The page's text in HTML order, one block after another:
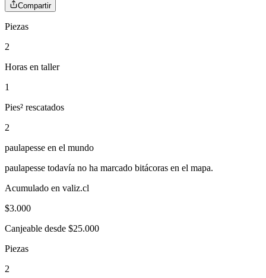
Compartir
Piezas
2
Horas en taller
1
Pies² rescatados
2
paulapesse en el mundo
paulapesse todavía no ha marcado bitácoras en el mapa.
Acumulado en valiz.cl
$3.000
Canjeable desde $25.000
Piezas
2